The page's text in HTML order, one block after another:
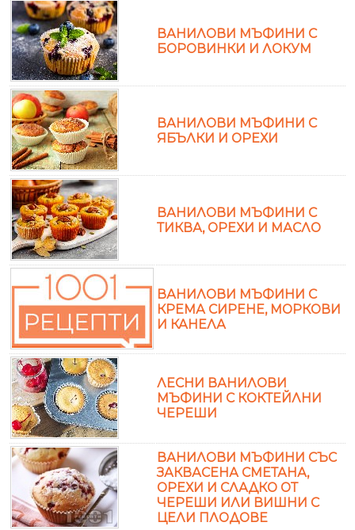
ВАНИЛОВИ МЪФИНИ С
БОРОВИНКИ И ЛОКУМ
ВАНИЛОВИ МЪФИНИ С
ЯБЪЛКИ И ОРЕХИ
ВАНИЛОВИ МЪФИНИ С
ТИКВА, ОРЕХИ И МАСЛО
ВАНИЛОВИ МЪФИНИ С
КРЕМА СИРЕНЕ, МОРКОВИ
И КАНЕЛА
ЛЕСНИ ВАНИЛОВИ
МЪФИНИ С КОКТЕЙЛНИ
ЧЕРЕШИ
ВАНИЛОВИ МЪФИНИ СЪС
ЗАКВАСЕНА СМЕТАНА,
ОРЕХИ И СЛАДКО ОТ
ЧЕРЕШИ ИЛИ ВИШНИ С
ЦЕЛИ ПЛОДОВЕ